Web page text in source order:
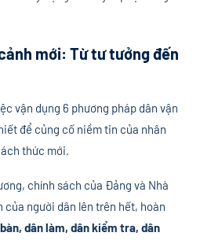
mới: Từ tư tưởng đến
vận dụng 6 phương pháp dân vận
để củng cố niềm tin của nhân
thức mới.
chính sách của Đảng và Nhà
người dân lên trên hết, hoàn
dân làm, dân kiểm tra, dân